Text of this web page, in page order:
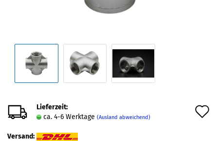
Lieferzeit:
ca. 4-6 Werktage (Ausland abweichend)
Versand: